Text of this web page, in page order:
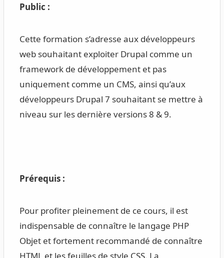
Public :
Cette formation s’adresse aux développeurs
web souhaitant exploiter Drupal comme un
framework de développement et pas
uniquement comme un CMS, ainsi qu’aux
développeurs Drupal 7 souhaitant se mettre à
niveau sur les dernière versions 8 & 9.
Prérequis :
Pour profiter pleinement de ce cours, il est
indispensable de connaître le langage PHP
Objet et fortement recommandé de connaître